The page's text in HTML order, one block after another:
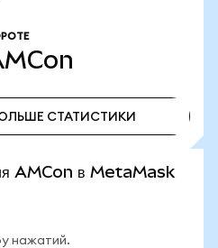
СТАТИСТИКИ
AMCon в MetaMask
нажатий.